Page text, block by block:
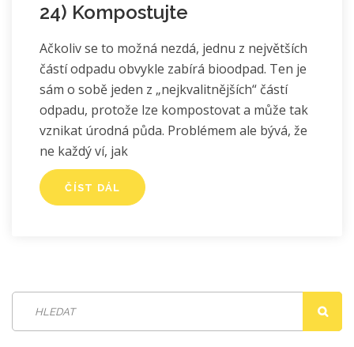
24) Kompostujte
Ačkoliv se to možná nezdá, jednu z největších
částí odpadu obvykle zabírá bioodpad. Ten je
sám o sobě jeden z „nejkvalitnějších“ částí
odpadu, protože lze kompostovat a může tak
vznikat úrodná půda. Problémem ale bývá, že
ne každý ví, jak
ČÍST DÁL